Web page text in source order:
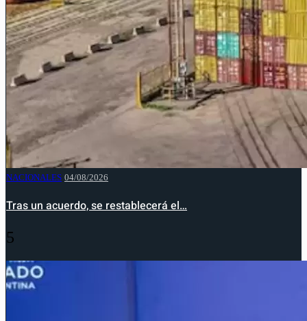
NACIONALES 04/08/2026
Tras un acuerdo, se restablecerá el…
5